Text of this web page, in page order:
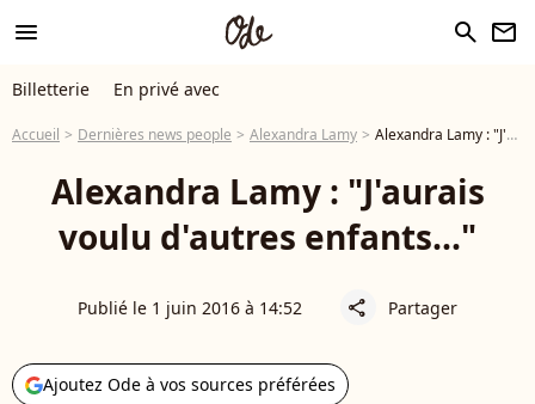
menu search newsletter
Billetterie En privé avec
Accueil Dernières news people Alexandra Lamy Alexandra Lamy : "J'aurais voulu d'autres enfants..."
Alexandra Lamy : "J'aurais
voulu d'autres enfants..."
Publié le 1 juin 2016 à 14:52 share Partager
Ajoutez Ode à vos sources préférées